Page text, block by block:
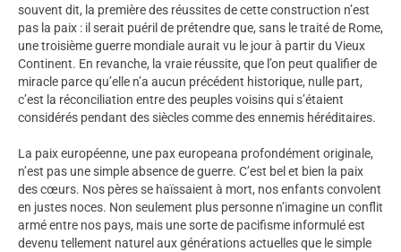
souvent dit, la première des réussites de cette construction n’est
pas la paix : il serait puéril de prétendre que, sans le traité de Rome,
une troisième guerre mondiale aurait vu le jour à partir du Vieux
Continent. En revanche, la vraie réussite, que l’on peut qualifier de
miracle parce qu’elle n’a aucun précédent historique, nulle part,
c’est la réconciliation entre des peuples voisins qui s’étaient
considérés pendant des siècles comme des ennemis héréditaires.
La paix européenne, une pax europeana profondément originale,
n’est pas une simple absence de guerre. C’est bel et bien la paix
des cœurs. Nos pères se haïssaient à mort, nos enfants convolent
en justes noces. Non seulement plus personne n’imagine un conflit
armé entre nos pays, mais une sorte de pacifisme informulé est
devenu tellement naturel aux générations actuelles que le simple